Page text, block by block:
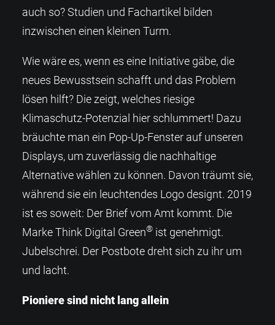
auch so? Studien und Fachartikel bilden
inzwischen einen kleinen Turm.
Wie wäre es, wenn es eine Initiative gäbe, die
neues Bewusstsein schafft und das Problem
lösen hilft? Die zeigt, welches riesige
Klimaschutz-Potenzial hier schlummert! Dazu
bräuchte man ein Pop-Up-Fenster auf unseren
Displays, um zuverlässig die nachhaltige
Alternative wählen zu können. Davon träumt sie,
während sie ein leuchtendes Logo designt. 2019
ist es soweit: Der Brief vom Amt kommt. Die
Marke Think Digital Green® ist genehmigt.
Jubelschrei. Der Postbote dreht sich zu ihr um
und lacht.
Pioniere sind nicht lang allein